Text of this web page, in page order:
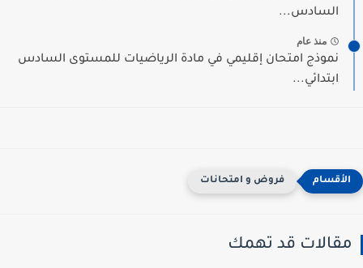
السادس...
منذ عام
نموذج امتحان إقليمي في مادة الرياضيات للمستوى السادس
ابتدائي...
فروض و امتحانات
مقالات قد تهمك